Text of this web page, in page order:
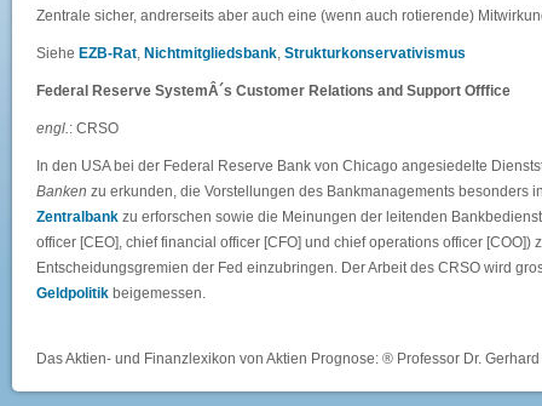
Zentrale sicher, andrerseits aber auch eine (wenn auch rotierende)
Siehe EZB-Rat, Nichtmitgliedsbank, Strukturkonservativismus
Federal Reserve SystemÂ´s Customer Relations and Support Offfice
engl.: CRSO
In den USA bei der Federal Reserve Bank von Chicago angesiedelte
Banken zu erkunden, die Vorstellungen des Bankmanagements besonders
Zentralbank zu erforschen sowie die Meinungen der leitenden
officer [CEO], chief financial officer [CFO] und chief operations officer
Entscheidungsgremien der Fed einzubringen. Der Arbeit des CRSO wird
Geldpolitik beigemessen.
Das Aktien- und Finanzlexikon von Aktien Prognose: ® Professor Dr.